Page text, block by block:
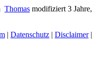
Thomas modifiziert 3 Jahre,
| Datenschutz | Disclaimer|